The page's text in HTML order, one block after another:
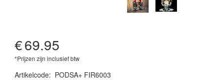
€69.95
*Prijzen zijn inclusief btw
Artikelcode: PODSA+ FIR6003